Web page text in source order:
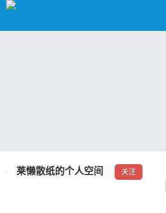
莱懒散纸的个人空间 关注